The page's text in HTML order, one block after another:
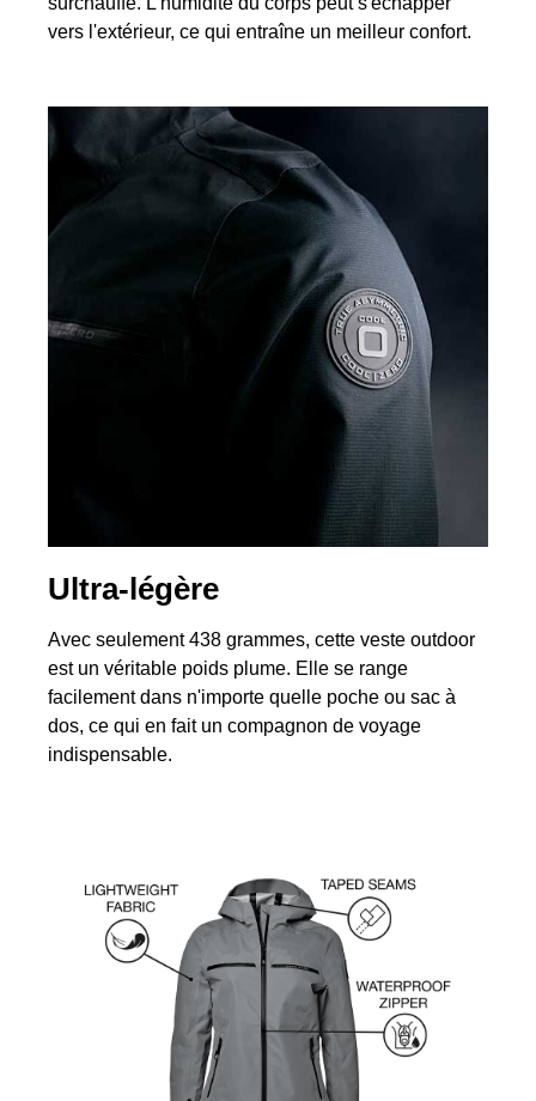
vers l'extérieur, ce qui entraîne un meilleur confort.
Ultra-légère
Avec seulement 438 grammes, cette veste outdoor
est un véritable poids plume. Elle se range
facilement dans n'importe quelle poche ou sac à
dos, ce qui en fait un compagnon de voyage
indispensable.